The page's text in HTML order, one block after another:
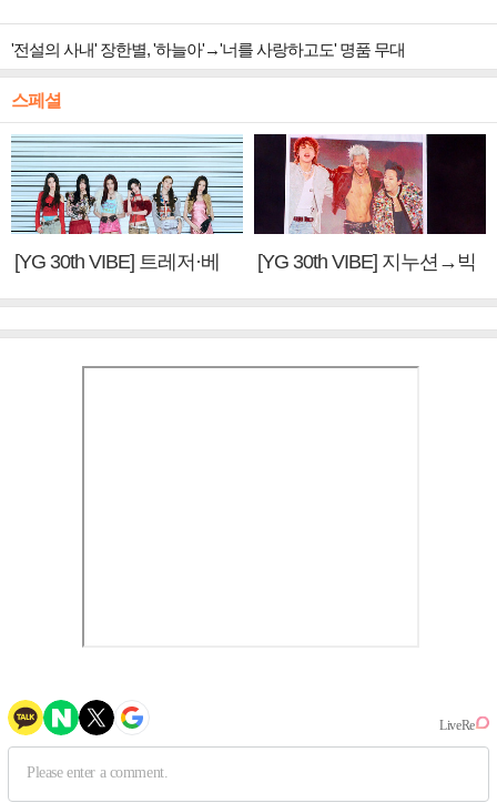
'전설의 사내' 장한별, '하늘아'→'너를 사랑하고도' 명품 무대
스페셜
[YG 30th VIBE] 트레저·베
[YG 30th VIBE] 지누션→빅